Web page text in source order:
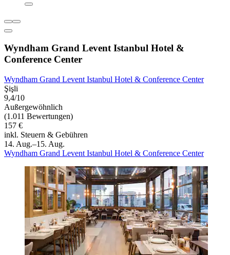
Wyndham Grand Levent Istanbul Hotel &
Conference Center
Wyndham Grand Levent Istanbul Hotel & Conference Center
Şişli
9,4/10
Außergewöhnlich
(1.011 Bewertungen)
157 €
inkl. Steuern & Gebühren
14. Aug.–15. Aug.
Wyndham Grand Levent Istanbul Hotel & Conference Center